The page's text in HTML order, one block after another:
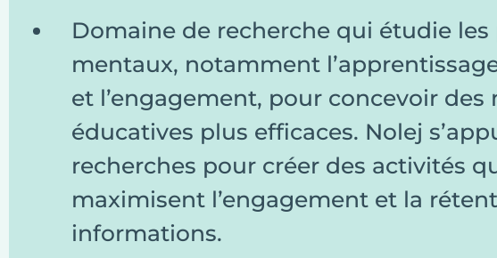
Domaine de recherche qui étudie les
mentaux, notamment
et l’engagement, pour concevoir des
éducatives plus efficaces. Nolej
recherches pour créer des activités
maximisent l’engagement et la
informations.